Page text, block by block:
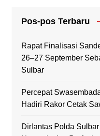
Pos-pos Terbaru
Rapat Finalisasi
26–27 September
Sulbar
Percepat
Hadiri Rakor Cetak
Dirlantas Polda